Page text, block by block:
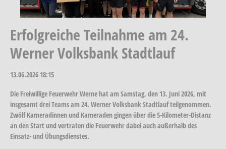
Erfolgreiche Teilnahme am 24.
Werner Volksbank Stadtlauf
13.06.2026 18:15
Die Freiwillige Feuerwehr Werne hat am Samstag, den 13. Juni 2026, mit
insgesamt drei Teams am 24. Werner Volksbank Stadtlauf teilgenommen.
Zwölf Kameradinnen und Kameraden gingen über die 5-Kilometer-Distanz
an den Start und vertraten die Feuerwehr dabei auch außerhalb des
Einsatz- und Übungsdienstes.